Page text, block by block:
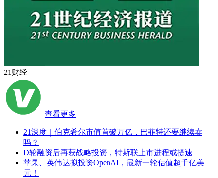
21财经
查看更多
21深度｜伯克希尔市值首破万亿，巴菲特还要继续卖
吗？
D轮融资后再获战略投资，特斯联上市进程或提速
苹果、英伟达拟投资OpenAI，最新一轮估值超千亿美
元！